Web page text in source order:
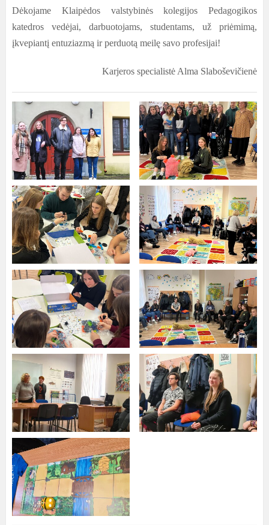
Dėkojame Klaipėdos valstybinės kolegijos Pedagogikos
katedros vedėjai, darbuotojams, studentams, už priėmimą,
įkvepiantį entuziazmą ir perduotą meilę savo profesijai!
Karjeros specialistė Alma Slaboševičienė